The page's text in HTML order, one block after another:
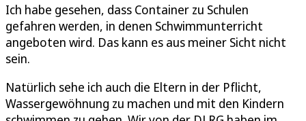
Ich habe gesehen, dass Container zu Schulen
gefahren werden, in denen Schwimmunterricht
angeboten wird. Das kann es aus meiner Sicht nicht
sein.
Natürlich sehe ich auch die Eltern in der Pflicht,
Wassergewöhnung zu machen und mit den Kindern